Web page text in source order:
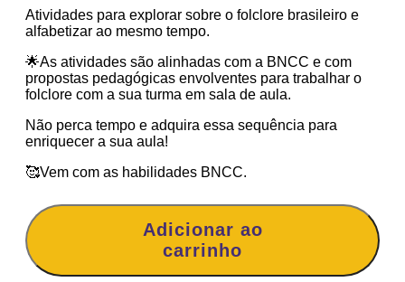
Atividades para explorar sobre o folclore brasileiro e
alfabetizar ao mesmo tempo.
🌟As atividades são alinhadas com a BNCC e com
propostas pedagógicas envolventes para trabalhar o
folclore com a sua turma em sala de aula.
Não perca tempo e adquira essa sequência para
enriquecer a sua aula!
🥰Vem com as habilidades BNCC.
Sequência
de
atividades
Folclore
Adicionar ao
carrinho